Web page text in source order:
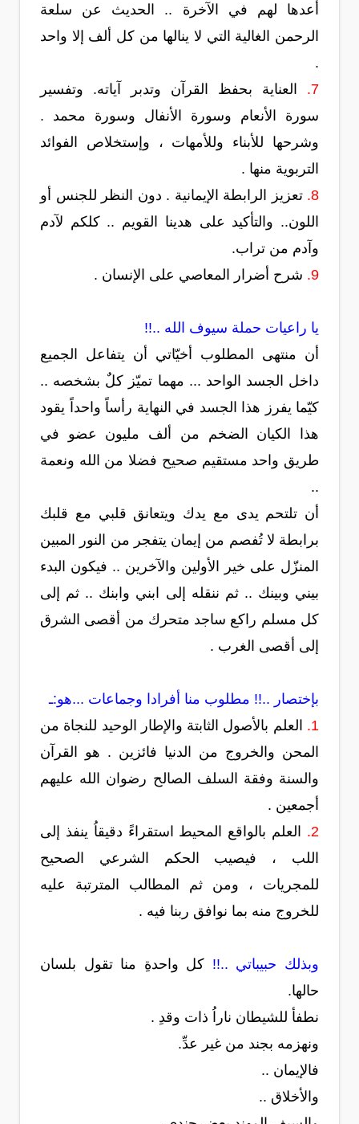
أعدها لهم في الآخرة .. الحديث عن سلعة
الرحمن الغالية التي لا ينالها من كل ألف إلا واحد
.
7.
العناية بحفظ القرآن وتدبر آياته. وتفسير
سورة الأنعام وسورة الأنفال وسورة محمد .
وشرحها للأبناء وللأمهات ، وإستخلاص الفوائد
التربوية منها .
8. تعزيز الرابطة الإيمانية . دون النظر للجنس أو
اللون.. والتأكيد على هدينا القويم .. كلكم لآدم
وآدم من تراب.
9. شرح أضرار المعاصي على الإنسان .
يا راعيات حملة سيوف الله ..!!
أن منتهى المطلوب أخيّاتي أن يتفاعل الجميع
داخل الجسد الواحد ... مهما تميّز كلٌ بشخصه ..
كيّما يفرز هذا الجسد في النهاية رأساً واحداً يقود
هذا الكيان الضخم من ألف مليون عضو في
طريق واحد مستقيم صحيح فضلا من الله ونعمة
..
أن تلتحم يدى مع يدك ويتعانق قلبي مع قلبك
برابطة لا تُفصم من إيمان يتفجر من النور المبين
المنزّل على خير الأولين والآخرين .. فيكون البدء
بيني وبينك .. ثم ننقله إلى ابني وابنك .. ثم إلى
كل مسلم راكع ساجد متحرك من أقصى الشرق
إلى أقصى الغرب .
بإختصار ..!! مطلوب منا أفرادا وجماعات ...هو:ـ
1.
العلم بالأصول الثابتة والإطار الوحيد للنجاة من
المحن والخروج من الدنيا فائزين . هو القرآن
والسنة وفقة السلف الصالح رضوان الله عليهم
أجمعين .
2.
العلم بالواقع المحيط استقراءً دقيقاُ ينفذ إلى
اللب ، فيصيب الحكم الشرعي الصحيح
للمجريات ، ومن ثم المطالب المترتبة عليه
للخروج منه بما نوافق ربنا فيه .
وبذلك حبيباتي ..!! كل واحدةِ منا تقول بلسان
حالها.
نطفأ للشيطان ناراُ ذات وقدِ .
ونهزمه بجند من غير عدِّ.
فالإيمان ..
والأخلاق ..